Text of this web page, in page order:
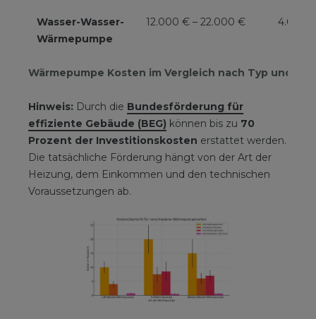
Wärmepumpe Kosten im Vergleich nach Typ und
Wasser-Wasser-
Wärmepumpe
12.000 € – 22.000 € 4.000
Hinweis: Durch die Bundesförderung für
effiziente Gebäude (BEG) können bis zu 70
Prozent der Investitionskosten erstattet werden.
Die tatsächliche Förderung hängt von der Art der
Heizung, dem Einkommen und den technischen
Voraussetzungen ab.